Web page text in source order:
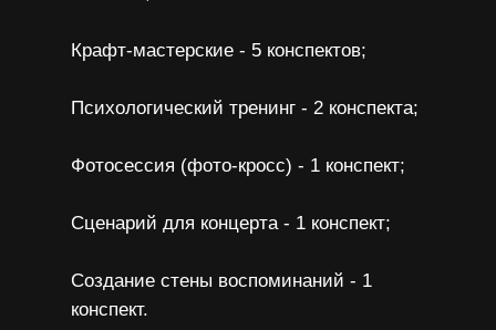
Крафт-мастерские - 5 конспектов;
Психологический тренинг - 2 конспекта;
Фотосессия (фото-кросс) - 1 конспект;
Сценарий для концерта - 1 конспект;
Создание стены воспоминаний - 1
конспект.